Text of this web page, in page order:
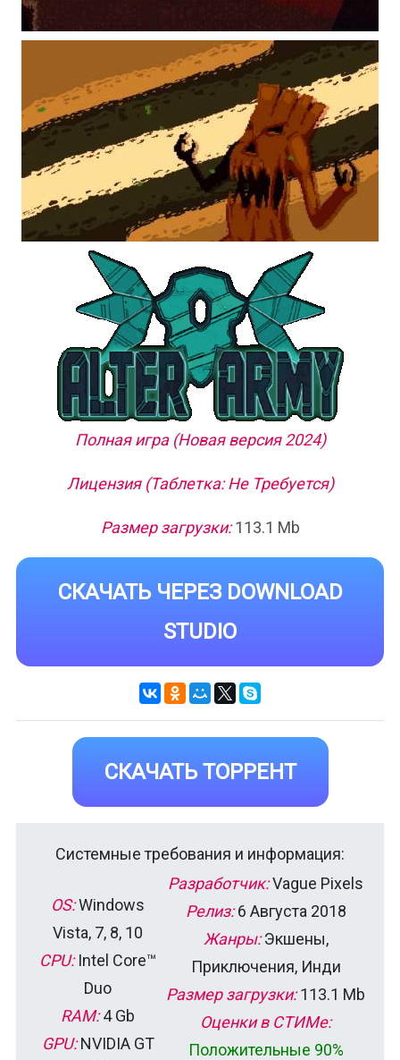
Полная игра (Новая версия 2024)
Лицензия (Таблетка: Не Требуется)
Размер загрузки:113.1 Mb
СКАЧАТЬ ЧЕРЕЗ DOWNLOAD
STUDIO
СКАЧАТЬ ТОРРЕНТ
Системные требования и информация:
OS:Windows
Vista, 7, 8, 10
CPU:Intel Core™
Duo
RAM:4 Gb
GPU:NVIDIA GT
Разработчик:Vague Pixels
Релиз:6 Августа 2018
Жанры:Экшены,
Приключения, Инди
Размер загрузки:113.1 Mb
Оценки в СТИМе:
Положительные 90%